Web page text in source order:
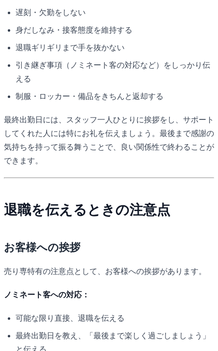
遅刻・欠勤をしない
身だしなみ・接客態度を維持する
退職ギリギリまで手を抜かない
引き継ぎ事項（ノミネート客の対応など）をしっかり伝
える
制服・ロッカー・備品をきちんと返却する
最終出勤日には、スタッフ一人ひとりに挨拶をし、サポート
してくれた人には特にお礼を伝えましょう。最後まで感謝の
気持ちを持って振る舞うことで、良い関係性で終わることが
できます。
退職を伝えるときの注意点
お客様への挨拶
売り専特有の注意点として、お客様への挨拶があります。
ノミネート客への対応：
可能な限り直接、退職を伝える
最終出勤日を教え、「最後まで楽しく過ごしましょう」
と伝える